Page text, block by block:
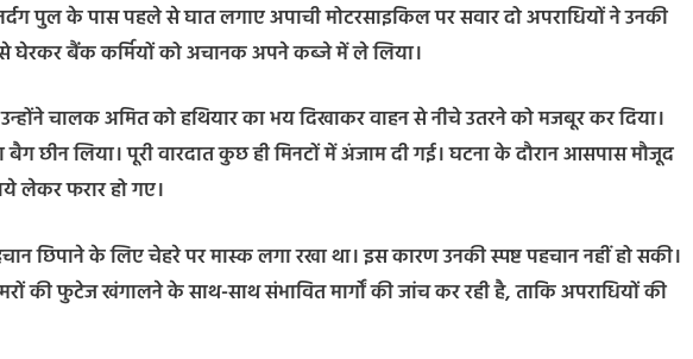
पुल के पास पहले से घात लगाए अपाची मोटरसाइकिल पर सवार दो अपराधियों ने उनकी
से घेरकर बैंक कर्मियों को अचानक अपने कब्जे में ले लिया।
चालक अमित को हथियार का भय दिखाकर वाहन से नीचे उतरने को मजबूर कर दिया।
लिया। पूरी वारदात कुछ ही मिनटों में अंजाम दी गई। घटना के दौरान आसपास मौजूद
लेकर फरार हो गए।
छिपाने के लिए चेहरे पर मास्क लगा रखा था। इस कारण उनकी स्पष्ट पहचान नहीं हो सकी।
की फुटेज खंगालने के साथ-साथ संभावित मार्गों की जांच कर रही है, ताकि अपराधियों की